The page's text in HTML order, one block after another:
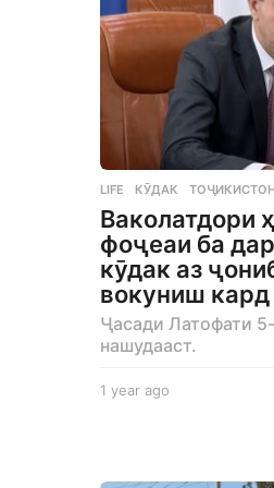
LIFE КӮДАК ,
Ваколатдори
фоҷеаи ба
кӯдак аз
вокуниш кард
Ҷасади Латофати
нашудааст.
1 year ago